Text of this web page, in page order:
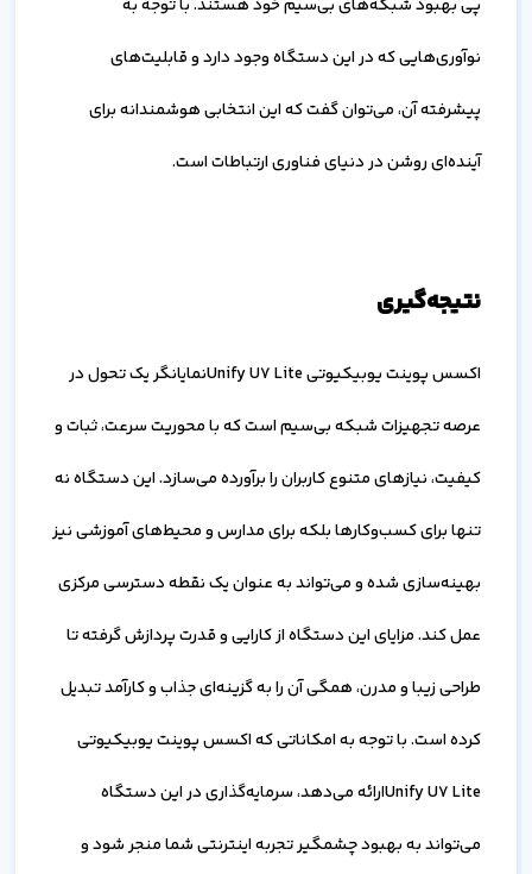
پی بهبود شبکه‌های بی‌سیم خود هستند. با توجه به
نوآوری‌هایی که در این دستگاه وجود دارد و قابلیت‌های
پیشرفته آن، می‌توان گفت که این انتخابی هوشمندانه برای
آینده‌ای روشن در دنیای فناوری ارتباطات است.
نتیجه‌گیری
اکسس پوینت یوبیکیوتی Unify U7 Liteنمایانگر یک تحول در
عرصه تجهیزات شبکه بی‌سیم است که با محوریت سرعت، ثبات و
کیفیت، نیازهای متنوع کاربران را برآورده می‌سازد. این دستگاه نه
تنها برای کسب‌وکارها بلکه برای مدارس و محیط‌های آموزشی نیز
بهینه‌سازی شده و می‌تواند به عنوان یک نقطه دسترسی مرکزی
عمل کند. مزایای این دستگاه از کارایی و قدرت پردازش گرفته تا
طراحی زیبا و مدرن، همگی آن را به گزینه‌ای جذاب و کارآمد تبدیل
کرده است. با توجه به امکاناتی که اکسس پوینت یوبیکیوتی
Unify U7 Liteارائه می‌دهد، سرمایه‌گذاری در این دستگاه
می‌تواند به بهبود چشمگیر تجربه اینترنتی شما منجر شود و